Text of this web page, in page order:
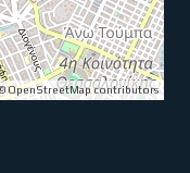
OpenStreetMapcontributors